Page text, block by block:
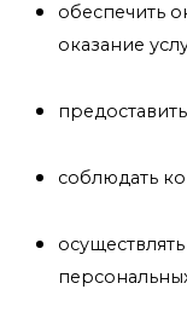
обеспечить
оказание
соблюдать